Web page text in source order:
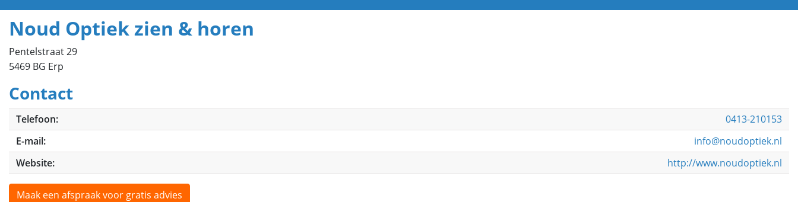
Noud Optiek zien & horen
Pentelstraat 29
5469 BG Erp
Contact
Telefoon:
0413-210153
E-mail:
info@noudoptiek.nl
Website:
http://www.noudoptiek.nl
Maak een afspraak voor gratis advies